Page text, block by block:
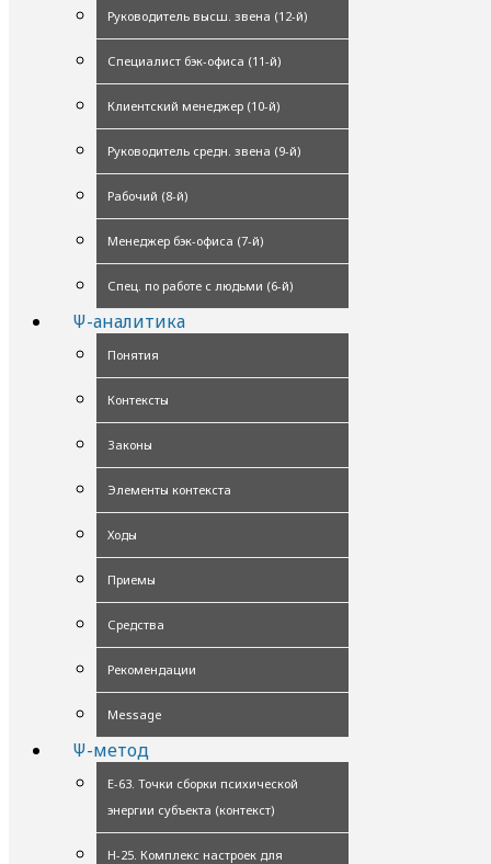
Руководитель высш. звена (12-й)
Специалист бэк-офиса (11-й)
Клиентский менеджер (10-й)
Руководитель средн. звена (9-й)
Рабочий (8-й)
Менеджер бэк-офиса (7-й)
Спец. по работе с людьми (6-й)
Ψ-аналитика
Понятия
Контексты
Законы
Элементы контекста
Ходы
Приемы
Средства
Рекомендации
Message
Ψ-метод
Е-63. Точки сборки психической
энергии субъекта (контекст)
Н-25. Комплекс настроек для